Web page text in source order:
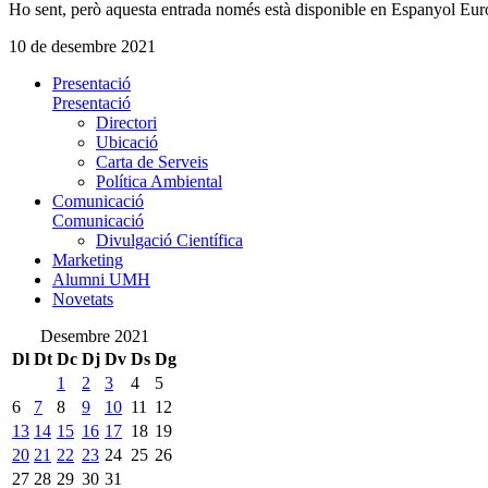
Ho sent, però aquesta entrada només està disponible en Espanyol
10 de desembre 2021
Presentació
Presentació
Directori
Ubicació
Carta de Serveis
Política Ambiental
Comunicació
Comunicació
Divulgació Científica
Marketing
Alumni UMH
Novetats
Desembre 2021
Dl Dt Dc Dj Dv Ds Dg
1
2 3 4
5
6
7 8 9 10 11
12
13 14 15 16 17 18 19
20 21 22 23 24 25 26
27 28 29 30 31